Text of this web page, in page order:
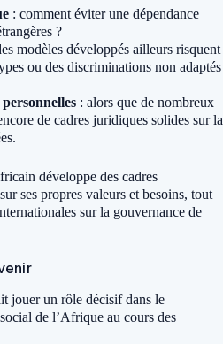
: comment éviter une dépendance
?
modèles développés ailleurs risquent
ou des discriminations non adaptés
: alors que de nombreux
de cadres juridiques solides sur la
développe des cadres
ses propres valeurs et besoins, tout
sur la gouvernance de
jouer un rôle décisif dans le
de l’Afrique au cours des